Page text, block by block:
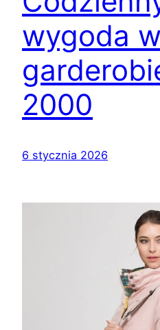
wygoda w
2000
6 stycznia 2026